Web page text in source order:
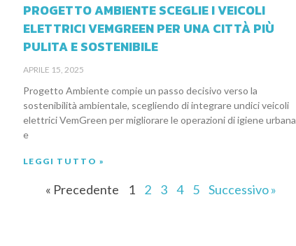
PROGETTO AMBIENTE SCEGLIE I VEICOLI
ELETTRICI VEMGREEN PER UNA CITTÀ PIÙ
PULITA E SOSTENIBILE
APRILE 15, 2025
Progetto Ambiente compie un passo decisivo verso la
sostenibilità ambientale, scegliendo di integrare undici veicoli
elettrici VemGreen per migliorare le operazioni di igiene urbana
e
LEGGI TUTTO »
« Precedente 1 2 3 4 5 Successivo »